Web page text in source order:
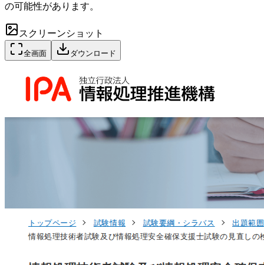
の可能性があります。
スクリーンショット
全画面 ダウンロード